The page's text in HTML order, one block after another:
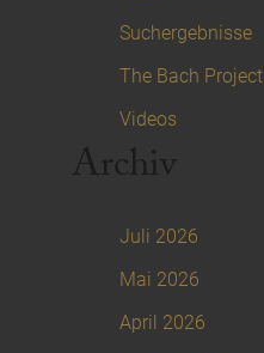
Suchergebnisse
The Bach Project
Videos
Archiv
Juli 2026
Mai 2026
April 2026